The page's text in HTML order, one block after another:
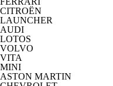
CITROËN
LAUNCHER
AUDI
LOTOS
VOLVO
VITA
MINI
ASTON MARTIN